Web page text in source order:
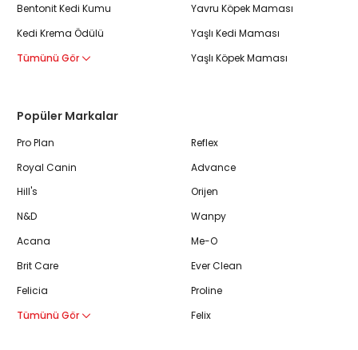
Bentonit Kedi Kumu
Kedi Krema Ödülü
Tümünü Gör
Yavru Köpek Maması
Yaşlı Kedi Maması
Yaşlı Köpek Maması
Popüler Markalar
Pro Plan
Royal Canin
Hill's
N&D
Acana
Brit Care
Felicia
Tümünü Gör
Reflex
Advance
Orijen
Wanpy
Me-O
Ever Clean
Proline
Felix